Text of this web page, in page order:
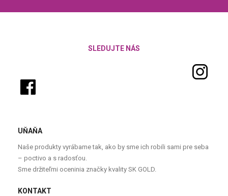
SLEDUJTE NÁS
UŇAŇA
Naše produkty vyrábame tak, ako by sme ich robili sami pre seba
– poctivo a s radosťou.
Sme držiteľmi oceninia značky kvality SK GOLD.
KONTAKT